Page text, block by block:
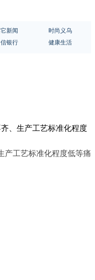
新闻
时尚义乌
银行 健康生活
、生产工艺标准化程度
产工艺标准化程度低等痛